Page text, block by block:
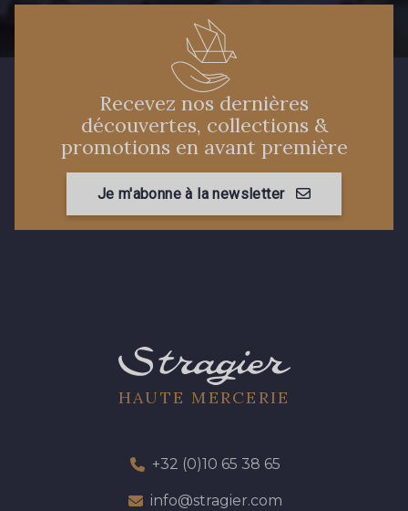
Recevez nos dernières
découvertes, collections &
promotions en avant première
Je m'abonne à la newsletter
HAUTE MERCERIE
+32 (0)10 65 38 65
info@stragier.com